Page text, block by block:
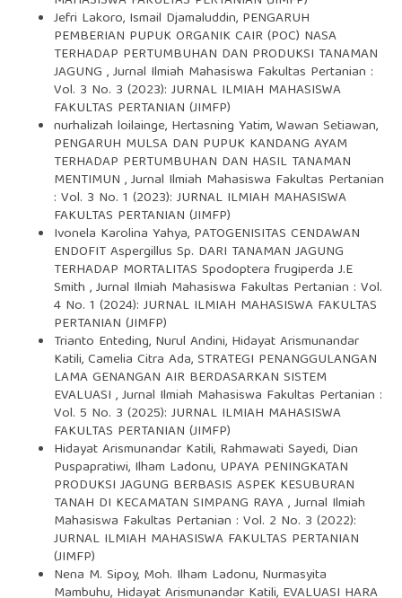
Jefri Lakoro, Ismail Djamaluddin, PENGARUH
PEMBERIAN PUPUK ORGANIK CAIR (POC) NASA
TERHADAP PERTUMBUHAN DAN PRODUKSI TANAMAN
JAGUNG ,Jurnal Ilmiah Mahasiswa Fakultas Pertanian :
Vol. 3 No. 3 (2023): JURNAL ILMIAH MAHASISWA
FAKULTAS PERTANIAN (JIMFP)
nurhalizah loilainge, Hertasning Yatim, Wawan Setiawan,
PENGARUH MULSA DAN PUPUK KANDANG AYAM
TERHADAP PERTUMBUHAN DAN HASIL TANAMAN
MENTIMUN ,Jurnal Ilmiah Mahasiswa Fakultas Pertanian
: Vol. 3 No. 1 (2023): JURNAL ILMIAH MAHASISWA
FAKULTAS PERTANIAN (JIMFP)
Ivonela Karolina Yahya, PATOGENISITAS CENDAWAN
ENDOFIT Aspergillus Sp. DARI TANAMAN JAGUNG
TERHADAP MORTALITAS Spodoptera frugiperda J.E
Smith ,Jurnal Ilmiah Mahasiswa Fakultas Pertanian : Vol.
4 No. 1 (2024): JURNAL ILMIAH MAHASISWA FAKULTAS
PERTANIAN (JIMFP)
Trianto Enteding, Nurul Andini, Hidayat Arismunandar
Katili, Camelia Citra Ada,STRATEGI PENANGGULANGAN
LAMA GENANGAN AIR BERDASARKAN SISTEM
EVALUASI ,Jurnal Ilmiah Mahasiswa Fakultas Pertanian :
Vol. 5 No. 3 (2025): JURNAL ILMIAH MAHASISWA
FAKULTAS PERTANIAN (JIMFP)
Hidayat Arismunandar Katili, Rahmawati Sayedi, Dian
Puspapratiwi, Ilham Ladonu, UPAYA PENINGKATAN
PRODUKSI JAGUNG BERBASIS ASPEK KESUBURAN
TANAH DI KECAMATAN SIMPANG RAYA,Jurnal Ilmiah
Mahasiswa Fakultas Pertanian : Vol. 2 No. 3 (2022):
JURNAL ILMIAH MAHASISWA FAKULTAS PERTANIAN
(JIMFP)
Nena M. Sipoy, Moh. Ilham Ladonu, Nurmasyita